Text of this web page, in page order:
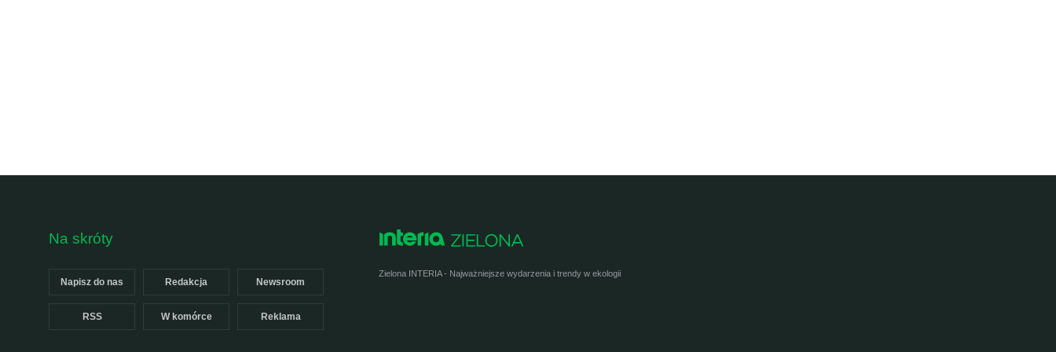
Na skróty
Napisz do nas Redakcja Newsroom
RSS W komórce Reklama
Zielona INTERIA - Najważniejsze wydarzenia i trendy w ekologii